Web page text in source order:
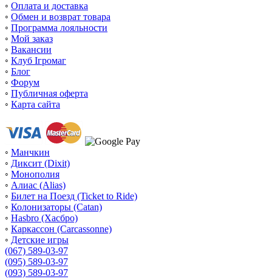
◦ Оплата и доставка
◦ Обмен и возврат товара
◦ Программа лояльности
◦ Мой заказ
◦ Вакансии
◦ Клуб Ігромаг
◦ Блог
◦ Форум
◦ Публичная оферта
◦ Карта сайта
◦ Манчкин
◦ Диксит (Dixit)
◦ Монополия
◦ Алиас (Alias)
◦ Билет на Поезд (Ticket to Ride)
◦ Колонизаторы (Catan)
◦ Hasbro (Хасбро)
◦ Каркассон (Carcassonne)
◦ Детские игры
(067) 589-03-97
(095) 589-03-97
(093) 589-03-97